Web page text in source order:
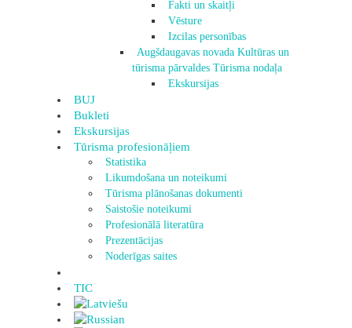
Fakti un skaitļi
Vēsture
Izcilas personības
Augšdaugavas novada Kultūras un
tūrisma pārvaldes Tūrisma nodaļa
Ekskursijas
BUJ
Bukleti
Ekskursijas
Tūrisma profesionāļiem
Statistika
Likumdošana un noteikumi
Tūrisma plānošanas dokumenti
Saistošie noteikumi
Profesionālā literatūra
Prezentācijas
Noderīgas saites
TIC